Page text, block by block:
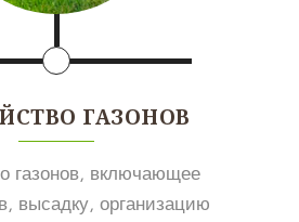
ГАЗОНОВ
газонов, включающее
высадку, организацию